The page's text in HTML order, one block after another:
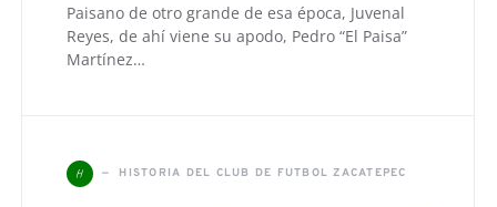
Paisano de otro grande de esa época, Juvenal
Reyes, de ahí viene su apodo, Pedro “El Paisa”
Martínez…
H HISTORIA DEL CLUB DE FUTBOL ZACATEPEC